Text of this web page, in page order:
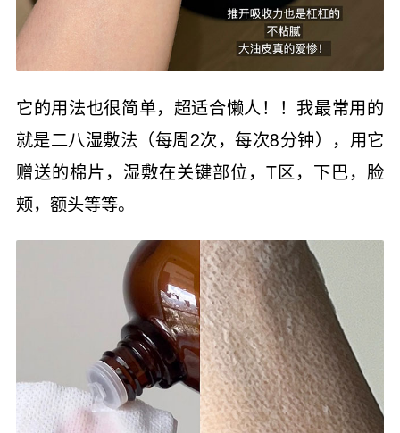
它的用法也很简单，超适合懒人！！我最常用的
就是二八湿敷法（每周2次，每次8分钟），用它
赠送的棉片，湿敷在关键部位，T区，下巴，脸
颊，额头等等。